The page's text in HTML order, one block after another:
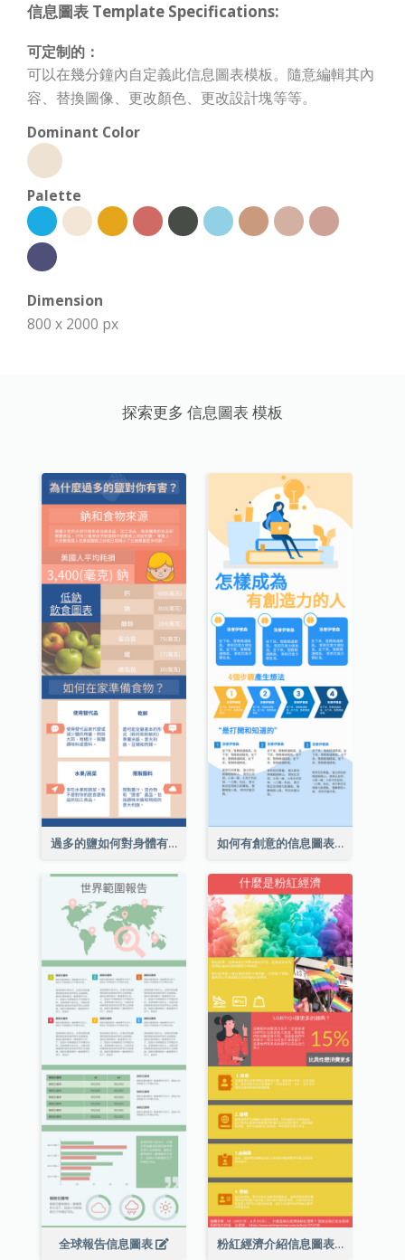
信息圖表 Template Specifications:
可定制的：
可以在幾分鐘內自定義此信息圖表模板。隨意編輯其內
容、替換圖像、更改顏色、更改設計塊等等。
Dominant Color
Palette
Dimension
800 x 2000 px
探索更多 信息圖表 模板
過多的鹽如何對身體有害信息圖表 如何有創意的信息圖表
全球報告信息圖表 粉紅經濟介紹信息圖表